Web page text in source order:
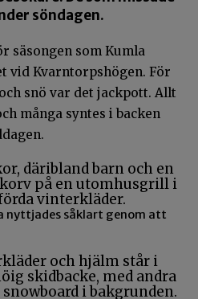
söndagen.
säsongen som Kumla
vid Kvarntorpshögen. För
snö var det jackpott. Allt
många syntes i backen
nyttjades såklart genom att